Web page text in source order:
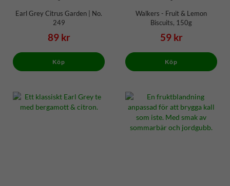
Earl Grey Citrus Garden | No.
249
89 kr
Köp
Walkers - Fruit & Lemon
Biscuits, 150g
59 kr
Köp